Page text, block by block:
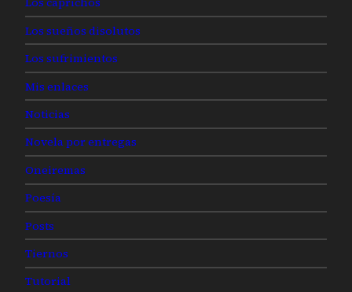
Los sueños disolutos
Los sufrimientos
Mis enlaces
Noticias
Novela por entregas
Oneiremas
Poesía
Posts
Tiernos
Tutorial